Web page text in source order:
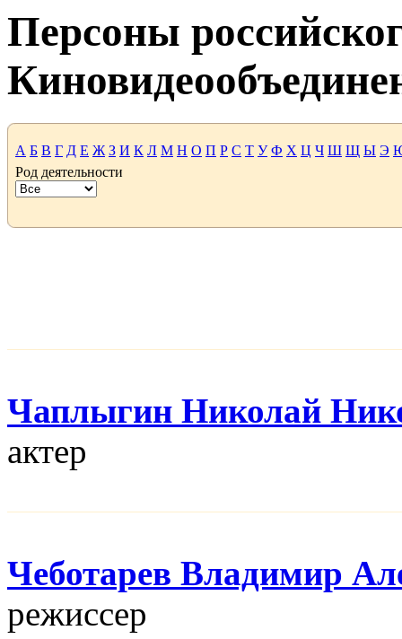
Персоны
А Б В Г Д Е Ж З И К Л М Н О П Р С Т У Ф Х Ц Ч Ш Щ Ы Э
Род деятельности
Чаплыгин Николай
актер
Чеботарев Владимир
режисcер